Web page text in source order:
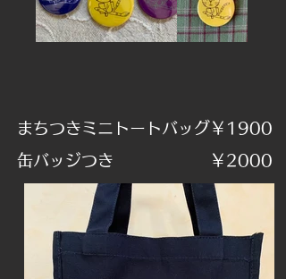
​まちつきミニトートバッグ￥1900
​缶バッジつき ￥2000